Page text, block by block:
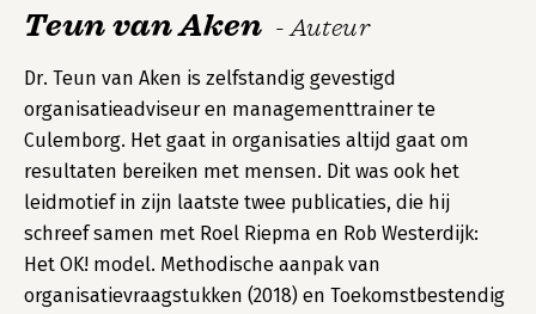
Teun van Aken - Auteur
Dr. Teun van Aken is zelfstandig gevestigd
organisatieadviseur en managementtrainer te
Culemborg. Het gaat in organisaties altijd gaat om
resultaten bereiken met mensen. Dit was ook het
leidmotief in zijn laatste twee publicaties, die hij
schreef samen met Roel Riepma en Rob Westerdijk:
Het OK! model. Methodische aanpak van
organisatievraagstukken (2018) en Toekomstbestendig